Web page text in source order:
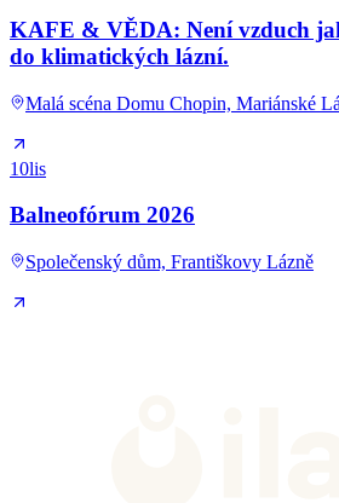
KAFE & VĚDA: Není vzduch
do klimatických lázní.
Malá scéna Domu Chopin, Mariánské
10lis
Balneofórum 2026
Společenský dům, Františkovy Lázně